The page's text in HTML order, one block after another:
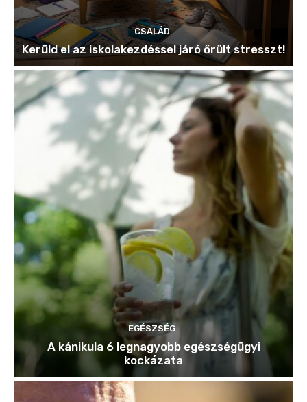
CSALÁD
Kerüld el az iskolakezdéssel járó őrült stresszt!
EGÉSZSÉG
A kánikula 6 legnagyobb egészségügyi
kockázata